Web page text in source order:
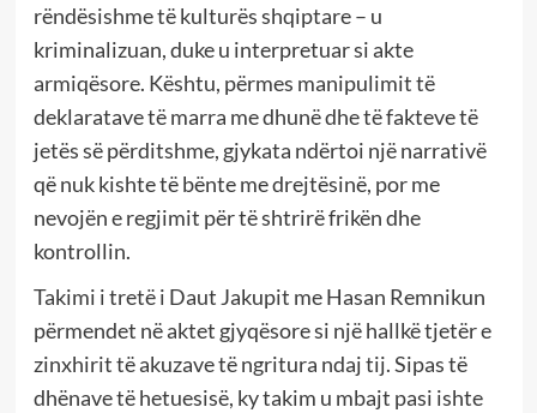
rëndësishme të kulturës shqiptare – u
kriminalizuan, duke u interpretuar si akte
armiqësore. Kështu, përmes manipulimit të
deklaratave të marra me dhunë dhe të fakteve të
jetës së përditshme, gjykata ndërtoi një narrativë
që nuk kishte të bënte me drejtësinë, por me
nevojën e regjimit për të shtrirë frikën dhe
kontrollin.
Takimi i tretë i Daut Jakupit me Hasan Remnikun
përmendet në aktet gjyqësore si një hallkë tjetër e
zinxhirit të akuzave të ngritura ndaj tij. Sipas të
dhënave të hetuesisë, ky takim u mbajt pasi ishte